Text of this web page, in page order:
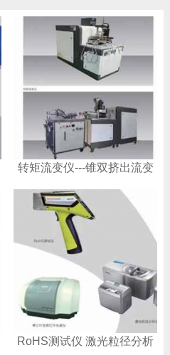
转矩流变仪---锥双挤出流变
RoHS测试仪 激光粒径分析